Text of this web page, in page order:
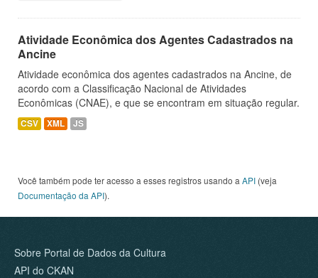
Atividade Econômica dos Agentes Cadastrados na
Ancine
Atividade econômica dos agentes cadastrados na Ancine, de
acordo com a Classificação Nacional de Atividades
Econômicas (CNAE), e que se encontram em situação regular.
CSV XML JS
Você também pode ter acesso a esses registros usando a API (veja
Documentação da API).
Sobre Portal de Dados da Cultura
API do CKAN